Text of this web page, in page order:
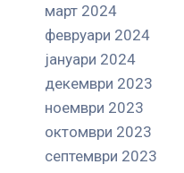
март 2024
февруари 2024
јануари 2024
декември 2023
ноември 2023
октомври 2023
септември 2023